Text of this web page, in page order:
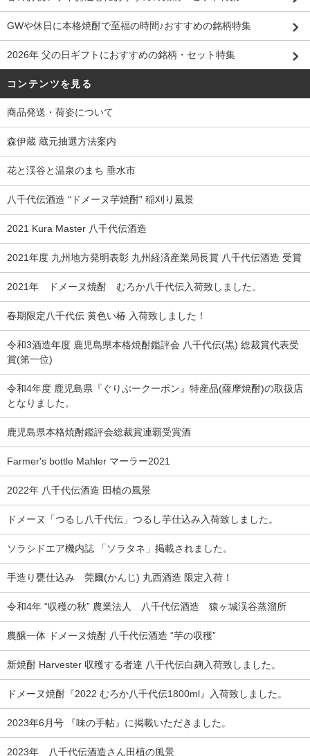
GWや休日に本格焼酎で至福の時間♪おすすめの銘柄特集
2026年 父の日ギフトにおすすめの銘柄・セット特集
コンテンツを見る
商品発送・荷姿について
森伊蔵 蔵元抽選方法案内
花と渓谷と温泉のまち 垂水市
八千代伝酒造 “ドメーヌ芋焼酎” 稲刈り風景
2021 Kura Master 八千代伝酒造
2021年度 九州地方発明表彰 九州経済産業局長賞 八千代伝酒造 受賞
2021年 ドメーヌ焼酎 むろか八千代伝入荷致しました。
春期限定八千代伝 黄色い椿 入荷致しました！
令和3酒造年度 鹿児島県本格焼酎鑑評会 八千代伝(黒) 総裁賞代表受
賞(第一位)
令和4年度 鹿児島県『ぐりぶークーポン』特産品(薩摩焼酎)の取扱店
となりました。
鹿児島県本格焼酎鑑評会総裁賞連覇受賞酒
Farmer's bottle Mahler マーラー2021
2022年 八千代伝酒造 田植の風景
ドメーヌ「つるし八千代伝」つるし芋仕込み入荷致しました。
ソラシドエア機内誌 「ソラタネ」掲載されました。
手造り甕仕込み 莞爾(かんじ) 丸西酒造 限定入荷！
令和4年 “収穫の秋” 農業法人 八千代伝酒造 猿ヶ城渓谷蒸溜所
農醸一体 ドメーヌ焼酎 八千代伝酒造 “芋の収穫”
新焼酎 Harvester 収穫する者達 八千代伝白麹入荷致しました。
ドメーヌ焼酎『2022 むろか八千代伝1800ml』入荷致しました。
2023年6月号 『味の手帖』に掲載いただきました。
2023年 八千代伝酒造さん田植の風景